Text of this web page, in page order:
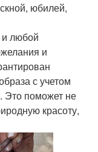
юбилей,
любой
и
с учетом
Это поможет не
красоту,